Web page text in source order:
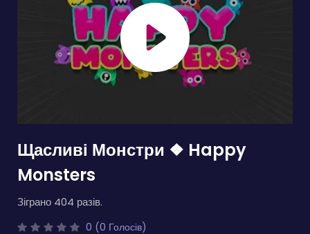
Щасливі Монстри ❖ Happy
Monsters
Зіграно 404 разів.
0 (0 Голосів)